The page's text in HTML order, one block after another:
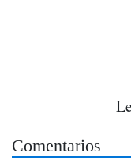
Comentarios